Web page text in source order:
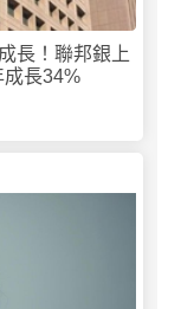
長！聯邦銀上
成長34%